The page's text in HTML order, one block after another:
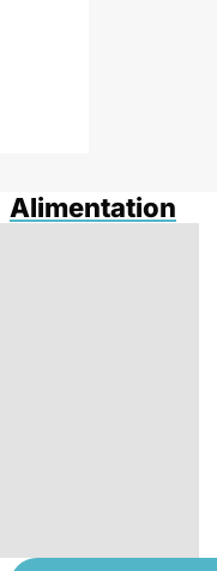
Alimentation